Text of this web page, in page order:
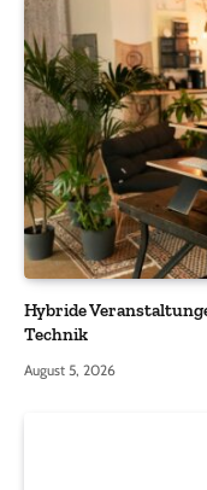
Hybride
Technik
August 5, 2026